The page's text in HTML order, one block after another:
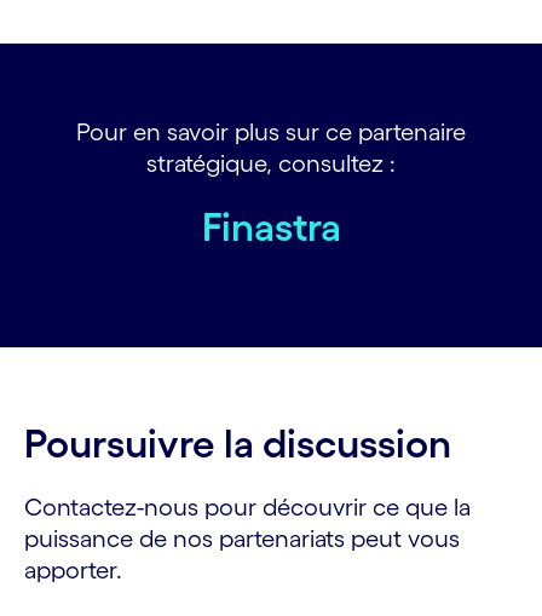
Pour en savoir plus sur ce partenaire
stratégique, consultez :
Finastra
Poursuivre la discussion
Contactez-nous pour découvrir ce que la
puissance de nos partenariats peut vous
apporter.